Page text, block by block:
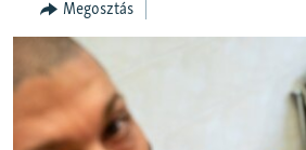
NER15
SZABADON
TÁRSADALOM
DEMOKRÁCIA
Megosztás